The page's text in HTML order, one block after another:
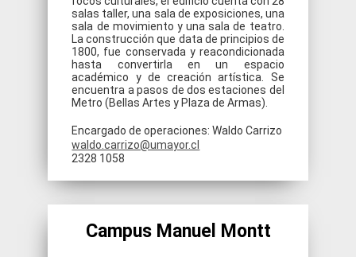
salas taller, una sala de exposiciones, una
sala de movimiento y una sala de teatro.
La construcción que data de principios de
1800, fue conservada y reacondicionada
hasta convertirla en un espacio
académico y de creación artística. Se
encuentra a pasos de dos estaciones del
Metro (Bellas Artes y Plaza de Armas).
Encargado de operaciones: Waldo Carrizo
waldo.carrizo@umayor.cl
2328 1058
Campus Manuel Montt